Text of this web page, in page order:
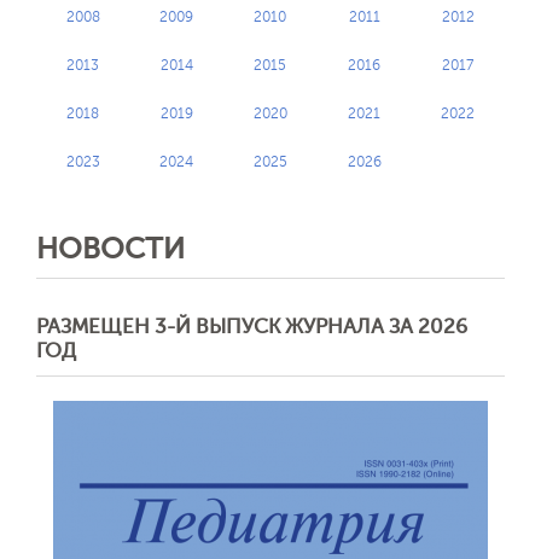
2008 2009 2010 2011 2012
2013 2014 2015 2016 2017
2018 2019 2020 2021 2022
2023 2024 2025 2026
НОВОСТИ
РАЗМЕЩЕН 3-Й ВЫПУСК ЖУРНАЛА ЗА 2026
ГОД